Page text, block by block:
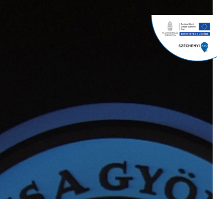
LAKOSSÁGI
INFORMÁCIÓK
HASZNOS
KVÍZ